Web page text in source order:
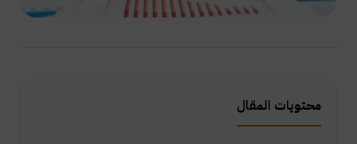
محتويات المقال